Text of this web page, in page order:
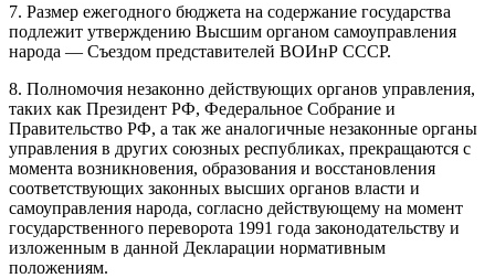
7. Размер ежегодного бюджета на содержание государства
подлежит утверждению Высшим органом самоуправления
народа — Съездом представителей ВОИнР СССР.
8. Полномочия незаконно действующих органов управления,
таких как Президент РФ, Федеральное Собрание и
Правительство РФ, а так же аналогичные незаконные органы
управления в других союзных республиках, прекращаются с
момента возникновения, образования и восстановления
соответствующих законных высших органов власти и
самоуправления народа, согласно действующему на момент
государственного переворота 1991 года законодательству и
изложенным в данной Декларации нормативным
положениям.